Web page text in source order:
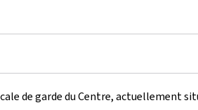
de garde du Centre, actuellement